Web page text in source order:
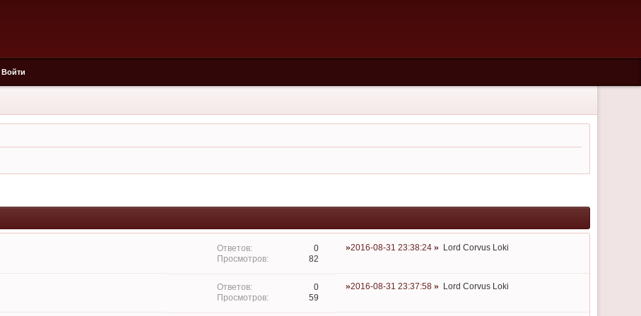
Войти
0
82
2016-08-31 23:38:24 Lord Corvus Loki
0
59
2016-08-31 23:37:58 Lord Corvus Loki